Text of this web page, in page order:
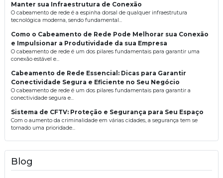
Manter sua Infraestrutura de Conexão
O cabeamento de rede é a espinha dorsal de qualquer infraestrutura
tecnológica moderna, sendo fundamental...
Como o Cabeamento de Rede Pode Melhorar sua Conexão
e Impulsionar a Produtividade da sua Empresa
O cabeamento de rede é um dos pilares fundamentais para garantir uma
conexão estável e...
Cabeamento de Rede Essencial: Dicas para Garantir
Conectividade Segura e Eficiente no Seu Negócio
O cabeamento de rede é um dos pilares fundamentais para garantir a
conectividade segura e...
Sistema de CFTV: Proteção e Segurança para Seu Espaço
Com o aumento da criminalidade em várias cidades, a segurança tem se
tornado uma prioridade...
Blog